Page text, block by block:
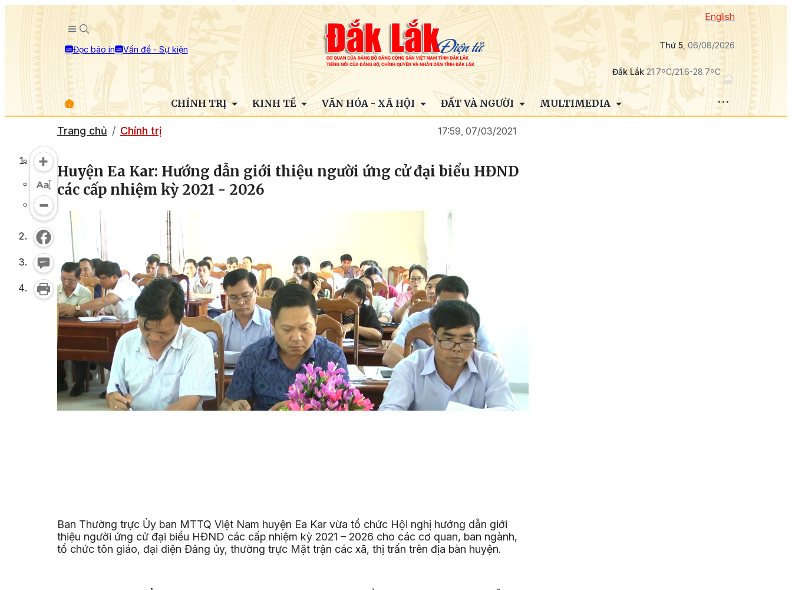
Đọc báo in Vấn đề - Sự kiện
English
Thứ 5, 06/08/2026
Đắk Lắk21.7ºC/21.6-28.7ºC
CHÍNH TRỊ KINH TẾ VĂN HÓA - XÃ HỘI ĐẤT VÀ NGƯỜI MULTIMEDIA
Trang chủ Chính trị 17:59, 07/03/2021
Huyện Ea Kar: Hướng dẫn giới thiệu người ứng cử đại biểu HĐND
các cấp nhiệm kỳ 2021 - 2026
Ban Thường trực Ủy ban MTTQ Việt Nam huyện Ea Kar vừa tổ chức Hội nghị hướng dẫn giới
thiệu người ứng cử đại biểu HĐND các cấp nhiệm kỳ 2021 – 2026 cho các cơ quan, ban ngành,
tổ chức tôn giáo, đại diện Đảng ủy, thường trực Mặt trận các xã, thị trấn trên địa bàn huyện.